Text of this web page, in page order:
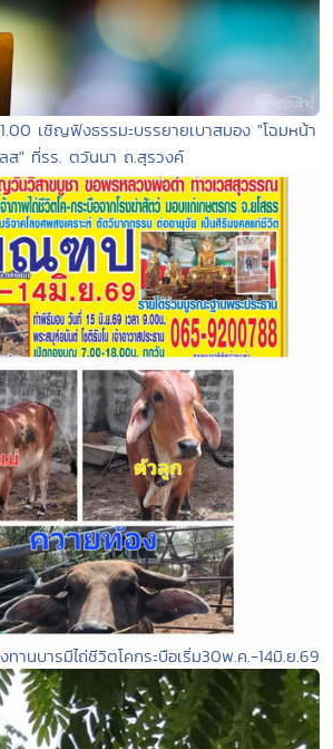
เชิญฟังธรรมะบรรยายเบาสมอง "โฉมหน้า
ส" ที่รร. ตวันนา ถ.สุรวงค์
นบารมีไถ่ชีวิตโคกระบือเริ่ม30พ.ค.-14มิ.ย.69